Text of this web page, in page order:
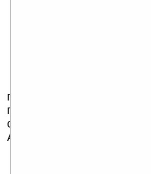
Все ниже
прогнозам будут
прогнозы сбываются и
слухи, что 50%
Android.